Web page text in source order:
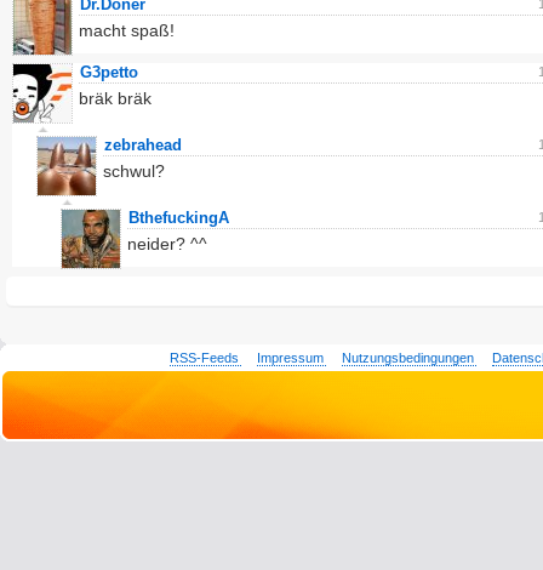
Dr.Döner
macht spaß!
G3petto
bräk bräk
zebrahead
schwul?
BthefuckingA
neider? ^^
RSS-Feeds Impressum Nutzungsbedingungen